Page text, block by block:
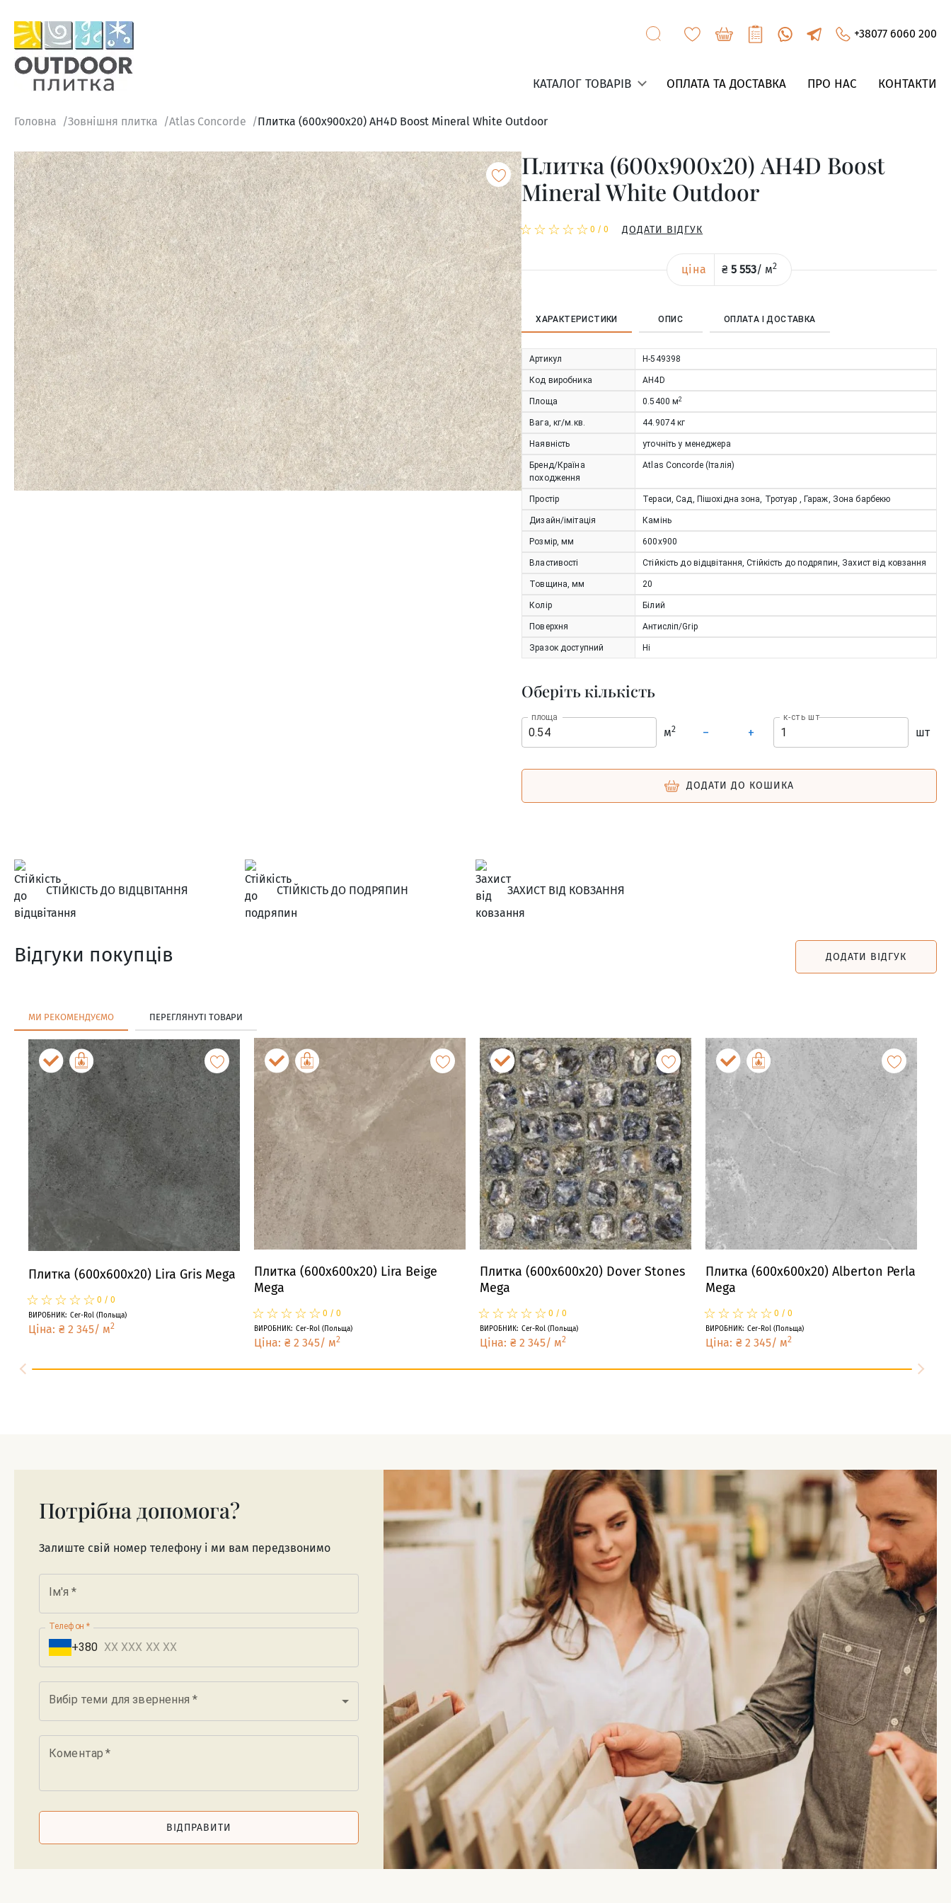
+38077 6060 200
КАТАЛОГ ТОВАРІВ ОПЛАТА ТА ДОСТАВКА ПРО НАС КОНТАКТИ
Головна Зовнішня плитка Atlas Concorde Плитка (600x900x20) AH4D Boost Mineral White Outdoor
Плитка (600x900x20) AH4D Boost
Mineral White Outdoor
☆
★☆
★☆
★☆
★☆
★ 0 /0 ДОДАТИ ВІДГУК
ціна ₴ 5 553/ м2
ХАРАКТЕРИСТИКИ ОПИС ОПЛАТА І ДОСТАВКА
Артикул Н-549398
Код виробника AH4D
Площа 0.5400 м2
Вага, кг/м.кв. 44.9074 кг
Наявність уточніть у менеджера
Бренд/Країна
походження
Atlas Concorde (Італія)
Простір Тераси, Сад, Пішохідна зона, Тротуар , Гараж, Зона барбекю
Дизайн/імітація Камінь
Розмір, мм 600x900
Властивості Стійкість до відцвітання, Стійкість до подряпин, Захист від ковзання
Товщина, мм 20
Колір Білий
Поверхня Антисліп/Grip
Зразок доступний Ні
Оберіть кількість
площа
м2 – +
к-сть шт
шт
ДОДАТИ ДО КОШИКА
СТІЙКІСТЬ ДО ВІДЦВІТАННЯ СТІЙКІСТЬ ДО ПОДРЯПИН ЗАХИСТ ВІД КОВЗАННЯ
Відгуки покупців ДОДАТИ ВІДГУК
МИ РЕКОМЕНДУЄМО ПЕРЕГЛЯНУТІ ТОВАРИ
Плитка (600x600x20) Lira Gris Mega
☆
★☆
★☆
★☆
★☆
★ 0 / 0
ВИРОБНИК: Cer-Rol (Польща)
Ціна: ₴ 2 345/ м2
Плитка (600x600x20) Lira Beige
Mega
☆
★☆
★☆
★☆
★☆
★ 0 / 0
ВИРОБНИК: Cer-Rol (Польща)
Ціна: ₴ 2 345/ м2
Плитка (600x600x20) Dover Stones
Mega
☆
★☆
★☆
★☆
★☆
★ 0 / 0
ВИРОБНИК: Cer-Rol (Польща)
Ціна: ₴ 2 345/ м2
Плитка (600x600x20) Alberton Perla
Mega
☆
★☆
★☆
★☆
★☆
★ 0 / 0
ВИРОБНИК: Cer-Rol (Польща)
Ціна: ₴ 2 345/ м2
Потрібна допомога?
Залиште свій номер телефону і ми вам передзвонимо
Ім'я *
Телефон *
+380
Вибір теми для звернення *
Коментар *
ВІДПРАВИТИ